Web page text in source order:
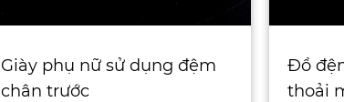
Giày phụ nữ sử dụng đệm
chân trước
Đồ
thoải